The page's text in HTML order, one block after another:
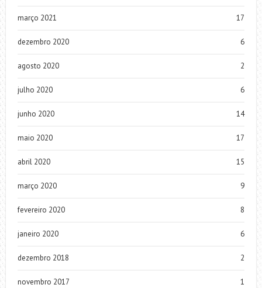
março 2021 17
dezembro 2020 6
agosto 2020 2
julho 2020 6
junho 2020 14
maio 2020 17
abril 2020 15
março 2020 9
fevereiro 2020 8
janeiro 2020 6
dezembro 2018 2
novembro 2017 1